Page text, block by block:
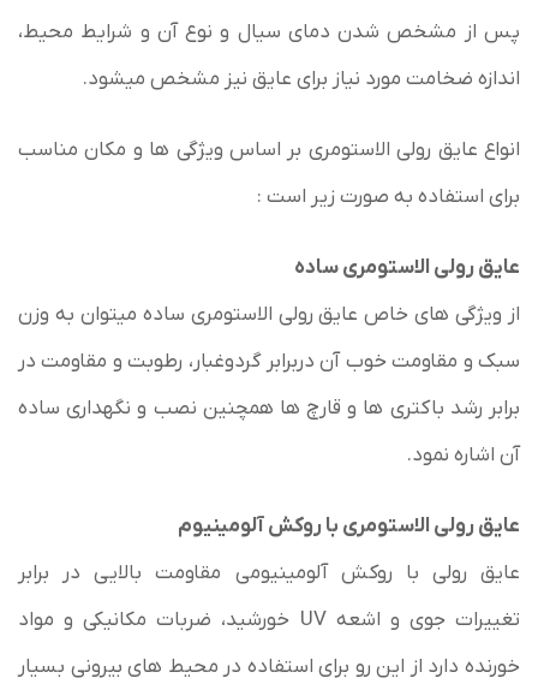
پس از مشخص شدن دمای سیال و نوع آن و شرایط محیط،
اندازه ضخامت مورد نیاز برای عایق نیز مشخص میشود.
انواع عایق رولی الاستومری بر اساس ویژگی ها و مکان مناسب
برای استفاده به صورت زیر است :
عایق رولی الاستومری ساده
از ویژگی های خاص عایق رولی الاستومری ساده میتوان به وزن
سبک و مقاومت خوب آن دربرابر گردوغبار، رطوبت و مقاومت در
برابر رشد باکتری ها و قارچ ها همچنین نصب و نگهداری ساده
آن اشاره نمود.
عایق رولی الاستومری با روکش آلومینیوم
عایق رولی با روکش آلومینیومی مقاومت بالایی در برابر
تغییرات جوی و اشعه UV خورشید، ضربات مکانیکی و مواد
خورنده دارد از این رو برای استفاده در محیط های بیرونی بسیار